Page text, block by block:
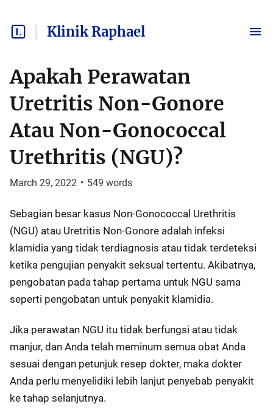
Klinik Raphael
Apakah Perawatan
Uretritis Non-Gonore
Atau Non-Gonococcal
Urethritis (NGU)?
March 29, 2022 • 549 words
Sebagian besar kasus Non-Gonococcal Urethritis
(NGU) atau Uretritis Non-Gonore adalah infeksi
klamidia yang tidak terdiagnosis atau tidak terdeteksi
ketika pengujian penyakit seksual tertentu. Akibatnya,
pengobatan pada tahap pertama untuk NGU sama
seperti pengobatan untuk penyakit klamidia.
Jika perawatan NGU itu tidak berfungsi atau tidak
manjur, dan Anda telah meminum semua obat Anda
sesuai dengan petunjuk resep dokter, maka dokter
Anda perlu menyelidiki lebih lanjut penyebab penyakit
ke tahap selanjutnya.